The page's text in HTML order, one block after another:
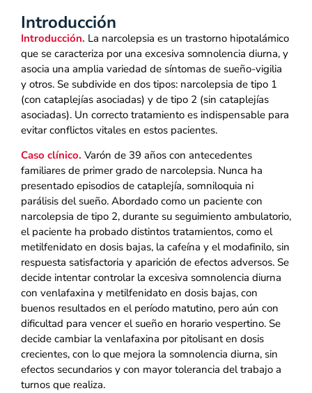
Introducción
Introducción. La narcolepsia es un trastorno hipotalámico
que se caracteriza por una excesiva somnolencia diurna, y
asocia una amplia variedad de síntomas de sueño-vigilia
y otros. Se subdivide en dos tipos: narcolepsia de tipo 1
(con cataplejías asociadas) y de tipo 2 (sin cataplejías
asociadas). Un correcto tratamiento es indispensable para
evitar conflictos vitales en estos pacientes.
Caso clínico. Varón de 39 años con antecedentes
familiares de primer grado de narcolepsia. Nunca ha
presentado episodios de cataplejía, somniloquia ni
parálisis del sueño. Abordado como un paciente con
narcolepsia de tipo 2, durante su seguimiento ambulatorio,
el paciente ha probado distintos tratamientos, como el
metilfenidato en dosis bajas, la cafeína y el modafinilo, sin
respuesta satisfactoria y aparición de efectos adversos. Se
decide intentar controlar la excesiva somnolencia diurna
con venlafaxina y metilfenidato en dosis bajas, con
buenos resultados en el período matutino, pero aún con
dificultad para vencer el sueño en horario vespertino. Se
decide cambiar la venlafaxina por pitolisant en dosis
crecientes, con lo que mejora la somnolencia diurna, sin
efectos secundarios y con mayor tolerancia del trabajo a
turnos que realiza.